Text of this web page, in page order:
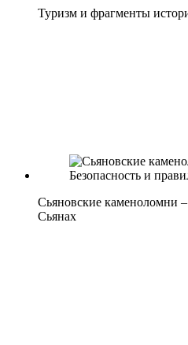
Туризм и фрагменты
Сьяновские каменоломни
Сьянах